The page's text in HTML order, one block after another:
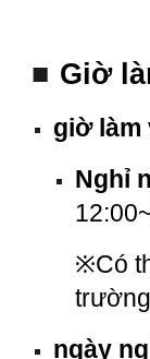
■ Giờ
giờ làm
Nghỉ
※Có
trường
ngày